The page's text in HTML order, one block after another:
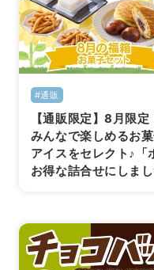
#通販
【通販限定】8月限
みんなで楽しめるお
アイスをセレクト♪
お得な詰合せにしまし